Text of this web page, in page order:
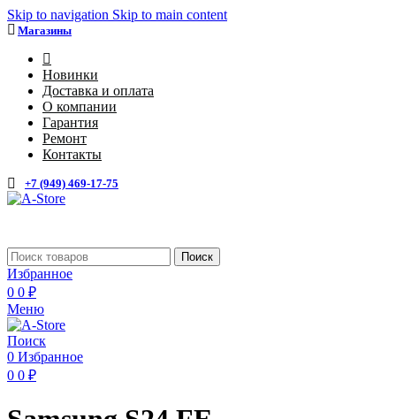
Skip to navigation Skip to main content
Магазины
Новинки
Доставка и оплата
О компании
Гарантия
Ремонт
Контакты
+7 (949) 469-17-75
Поиск
Избранное
0 0 ₽
Меню
Поиск
0 Избранное
0 0 ₽